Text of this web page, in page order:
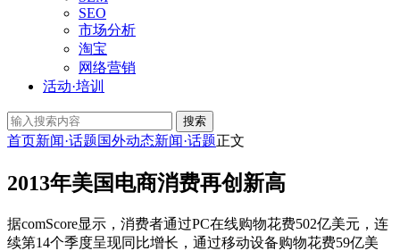
SEO
市场分析
淘宝
网络营销
活动·培训
搜索
首页新闻·话题国外动态新闻·话题正文
2013年美国电商消费再创新高
据comScore显示，消费者通过PC在线购物花费502亿美元，连
续第14个季度呈现同比增长，通过移动设备购物花费59亿美